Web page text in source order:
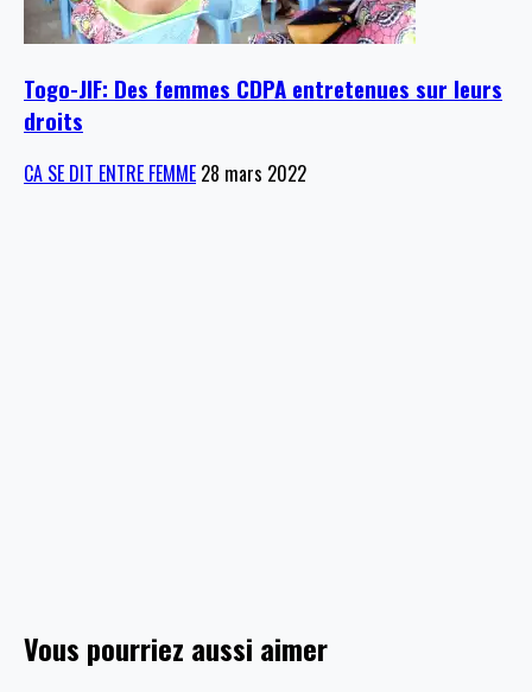
Togo-JIF: Des femmes CDPA entretenues sur leurs
droits
CA SE DIT ENTRE FEMME 28 mars 2022
Vous pourriez aussi aimer